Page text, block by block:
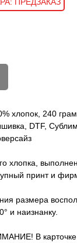
хлопок, 240
DTF,
хлопка,
принт и
размера
и наизнанку.
В карточке